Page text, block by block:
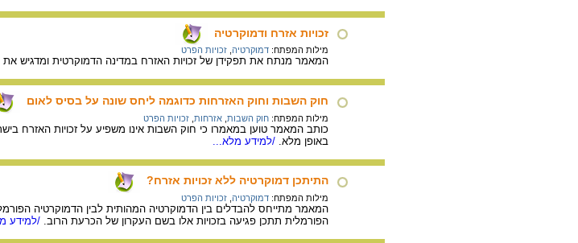
זכויות אזרח ודמוקרטיה
מילות המפתח: דמוקרטיה זכויות הפרט
המאמר מנתח את תפקידן של זכויות האזרח במדינה הדמוקרטית ומדגיש
חוק השבות וחוק האזרחות כדוגמה ליחס שונה על בסיס לאום
מילות המפתח: חוק השבות אזרחות זכויות הפרט
כותב המאמר טוען במאמרו כי חוק השבות אינו משפיע על זכויות האזרח
באופן מלא. /למידע מלא...
התיתכן דמוקרטיה ללא זכויות אזרח?
מילות המפתח: דמוקרטיה זכויות הפרט
המאמר מתייחס להבדלים בין הדמוקרטיה המהותית לבין הדמוקרטיה
הפורמלית תתכן פגיעה בזכויות אלו בשם העקרון של הכרעת הרוב. /למידע